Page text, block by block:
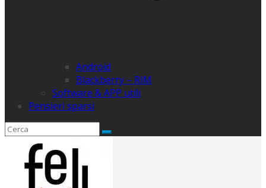
Android
Blackberry – RIM
Software & APP utili
Pensieri sparsi